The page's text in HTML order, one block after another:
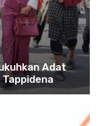
Adat
Tappidena